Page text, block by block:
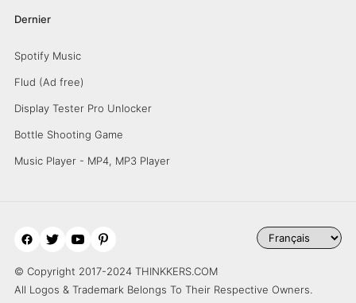
Dernier
Spotify Music
Flud (Ad free)
Display Tester Pro Unlocker
Bottle Shooting Game
Music Player - MP4, MP3 Player
© Copyright 2017-2024 THINKKERS.COM
All Logos & Trademark Belongs To Their Respective Owners.